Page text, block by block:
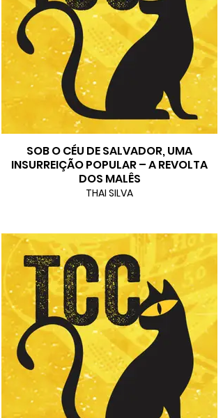
SOB O CÉU DE SALVADOR, UMA
INSURREIÇÃO POPULAR – A REVOLTA
DOS MALÊS
THAI SILVA